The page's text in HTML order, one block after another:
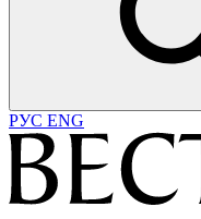
РУС ENG